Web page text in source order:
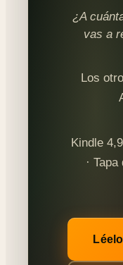
¿A
vas a
Los
Kindle
·